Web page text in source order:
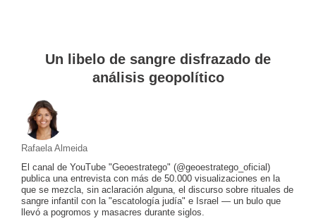
Un libelo de sangre disfrazado de
análisis geopolítico
Rafaela Almeida
El canal de YouTube "Geoestratego" (@geoestratego_oficial)
publica una entrevista con más de 50.000 visualizaciones en la
que se mezcla, sin aclaración alguna, el discurso sobre rituales de
sangre infantil con la "escatología judía" e Israel — un bulo que
llevó a pogromos y masacres durante siglos.